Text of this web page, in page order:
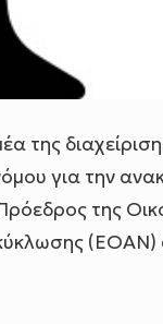
της
για την
της
(ΕΟΑΝ)